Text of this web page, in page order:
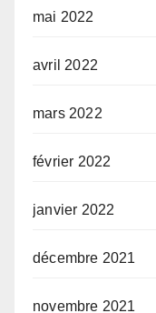
mai 2022
avril 2022
mars 2022
février 2022
janvier 2022
décembre 2021
novembre 2021